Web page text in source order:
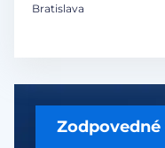
Zodpovedné
Bratislava